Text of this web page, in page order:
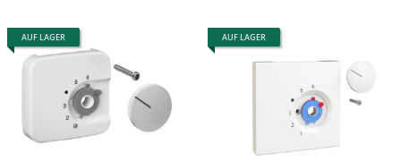
AUF LAGER AUF LAGER